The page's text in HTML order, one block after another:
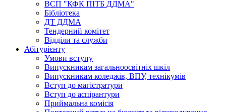
ВСП "КФК ПІТБ ДДМА"
Бібліотека
ДТ ДДМА
Тендерний комітет
Відділи та служби
Абітурієнту
Умови вступу
Випускникам загальноосвітніх шкіл
Випускникам коледжів, ВПУ, технікумів
Вступ до магістратури
Вступ до аспірантури
Приймальна комісія